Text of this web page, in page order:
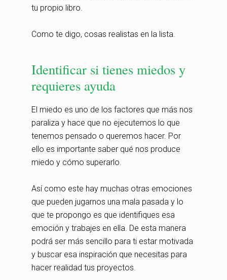
tu propio libro.
Como te digo, cosas realistas en la lista.
Identificar si tienes miedos y
requieres ayuda
El miedo es uno de los factores que más nos
paraliza y hace que no ejecutemos lo que
tenemos pensado o queremos hacer. Por
ello es importante saber qué nos produce
miedo y cómo superarlo.
Así como este hay muchas otras emociones
que pueden jugarnos una mala pasada y lo
que te propongo es que identifiques esa
emoción y trabajes en ella. De esta manera
podrá ser más sencillo para ti estar motivada
y buscar esa inspiración que necesitas para
hacer realidad tus proyectos.